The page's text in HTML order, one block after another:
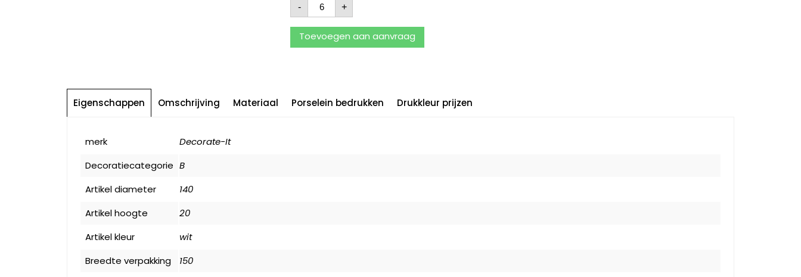
- +
Toevoegen aan aanvraag
Eigenschappen Omschrijving Materiaal Porselein bedrukken Drukkleur prijzen
merk
Decorate-It
Decoratiecategorie B
Artikel diameter
140
Artikel hoogte
20
Artikel kleur
wit
Breedte verpakking
150